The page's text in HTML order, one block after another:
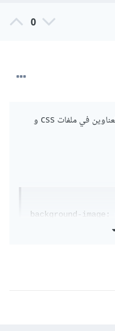
0
اعتقد الخطا من عدم وجود loader للعناوين في ملفات css و
background-